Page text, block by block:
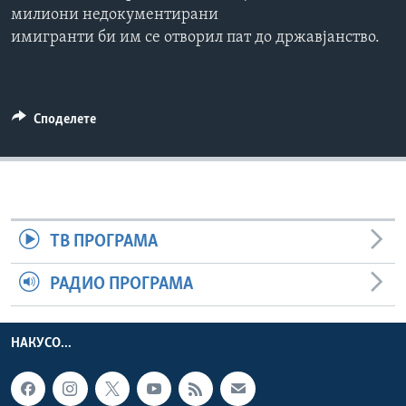
ИНТЕРВЈУА
Јазици
милиони недокументирани
имигранти би им се отворил пат до државјанство.
Споделете
ТВ ПРОГРАМА
РАДИО ПРОГРАМА
НАКУСО...